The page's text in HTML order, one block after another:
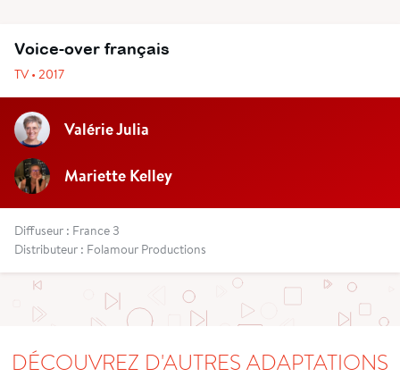
Voice-over français
TV • 2017
Valérie Julia
Mariette Kelley
Diffuseur : France 3
Distributeur : Folamour Productions
DÉCOUVREZ D'AUTRES ADAPTATIONS